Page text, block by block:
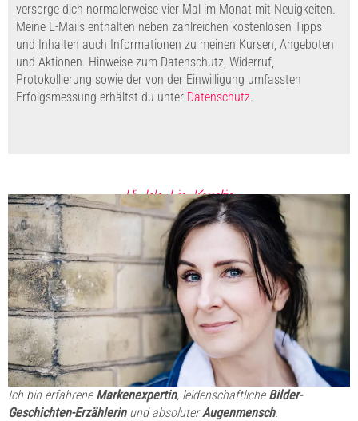
versorge dich normalerweise vier Mal im Monat mit Neuigkeiten.
Meine E-Mails enthalten neben zahlreichen kostenlosen Tipps
und Inhalten auch Informationen zu meinen Kursen, Angeboten
und Aktionen. Hinweise zum Datenschutz, Widerruf,
Protokollierung sowie der von der Einwilligung umfassten
Erfolgsmessung erhältst du unter Datenschutz.
Hi. Ich bin Kerstin.
Ich bin erfahrene Markenexpertin, leidenschaftliche Bilder-
Geschichten-Erzählerinund absoluterAugenmensch.